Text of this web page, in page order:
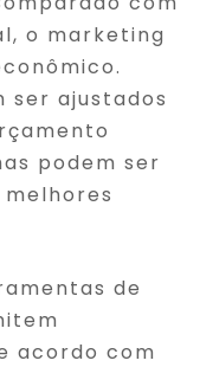
o marketing
ser ajustados
podem ser
de
acordo com